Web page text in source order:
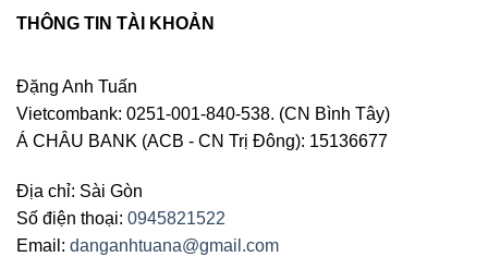
THÔNG TIN TÀI KHOẢN
Đặng Anh Tuấn
Vietcombank: 0251-001-840-538. (CN Bình Tây)
Á CHÂU BANK (ACB - CN Trị Đông): 15136677
Địa chỉ: Sài Gòn
Số điện thoại: 0945821522
Email: danganhtuana@gmail.com